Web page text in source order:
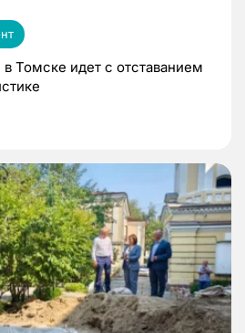
Томске идет с отставанием